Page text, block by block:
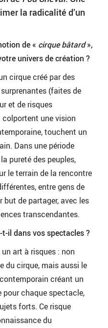
la radicalité d’un
de « cirque bâtard»,
univers de création ?
cirque créé par des
(faites de
et de risques
colportent une vision
touchent un
Dans une période
pureté des peuples,
le terrain de la rencontre
entre gens de
but de partager, avec les
transcendantes.
il dans vos spectacles ?
art à risques : non
du cirque, mais aussi le
créant un
chaque spectacle,
forts. Ce risque
du